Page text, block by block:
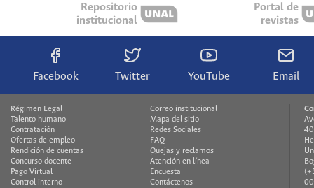
Repositorio
institucional
Portal de
revistas
Facebook Twitter YouTube Email
Régimen Legal
Talento humano
Contratación
Ofertas de empleo
Rendición de cuentas
Concurso docente
Pago Virtual
Control interno
Correo institucional
Mapa del sitio
Redes Sociales
FAQ
Quejas y reclamos
Atención en línea
Encuesta
Contáctenos